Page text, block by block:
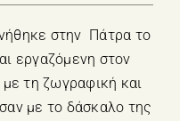
στην Πάτρα το
εργαζόμενη στον
τη ζωγραφική και
με το δάσκαλο της